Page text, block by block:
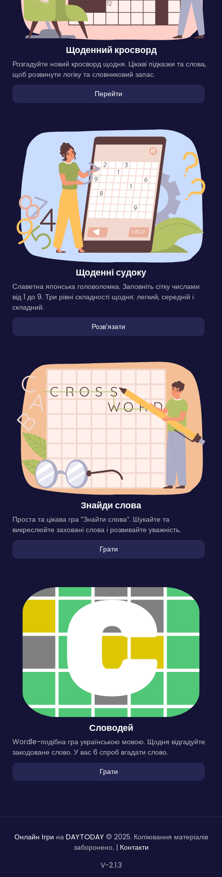
Щоденний кросворд
Розгадуйте новий кросворд щодня. Цікаві підказки та слова,
щоб розвинути логіку та словниковий запас.
Перейти
Щоденні судоку
Славетна японська головоломка. Заповніть сітку числами
від 1 до 9. Три рівні складності щодня: легкий, середній і
складний.
Розвʼязати
Знайди слова
Проста та цікава гра “Знайти слова”. Шукайте та
викреслюйте заховані слова і розвивайте уважність.
Грати
Словодей
Wordle-подібна гра українською мовою. Щодня відгадуйте
закодоване слово. У вас 6 спроб вгадати слово.
Грати
Онлайн Ігри на DAYTODAY © 2025. Копіювання матеріалів
заборонено. | Контакти
V-2.1.3